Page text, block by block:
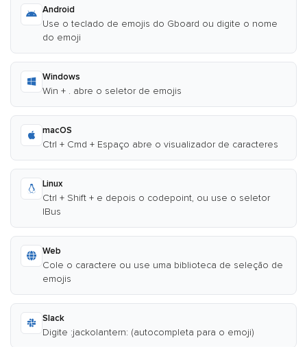
Android
Use o teclado de emojis do Gboard ou digite o nome
do emoji
Windows
Win + . abre o seletor de emojis
macOS
Ctrl + Cmd + Espaço abre o visualizador de caracteres
Linux
Ctrl + Shift + e depois o codepoint, ou use o seletor
IBus
Web
Cole o caractere ou use uma biblioteca de seleção de
emojis
Slack
Digite :jackolantern: (autocompleta para o emoji)